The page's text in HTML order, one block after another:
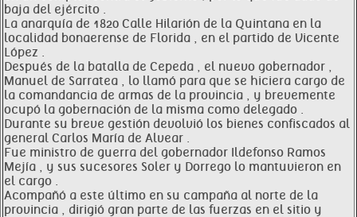
baja del ejército .
La anarquía de 1820 Calle Hilarión de la Quintana en la
localidad bonaerense de Florida , en el partido de Vicente
López .
Después de la batalla de Cepeda , el nuevo gobernador ,
Manuel de Sarratea , lo llamó para que se hiciera cargo de
la comandancia de armas de la provincia , y brevemente
ocupó la gobernación de la misma como delegado .
Durante su breve gestión devolvió los bienes confiscados al
general Carlos María de Alvear .
Fue ministro de guerra del gobernador Ildefonso Ramos
Mejía , y sus sucesores Soler y Dorrego lo mantuvieron en
el cargo .
Acompañó a este último en su campaña al norte de la
provincia , dirigió gran parte de las fuerzas en el sitio y